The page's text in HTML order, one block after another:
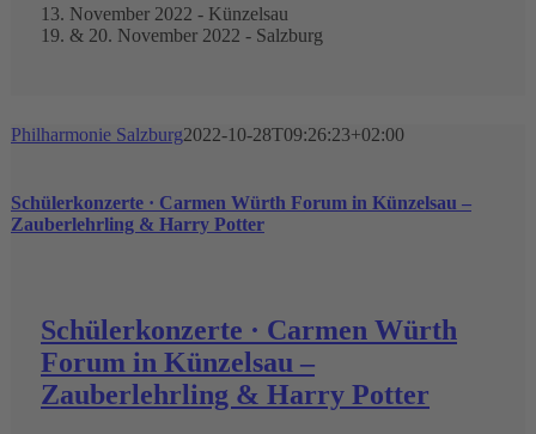
13. November 2022 - Künzelsau
19. & 20. November 2022 - Salzburg
Philharmonie Salzburg2022-10-28T09:26:23+02:00
Schülerkonzerte · Carmen Würth Forum in Künzelsau –
Zauberlehrling & Harry Potter
Schülerkonzerte · Carmen Würth
Forum in Künzelsau –
Zauberlehrling & Harry Potter